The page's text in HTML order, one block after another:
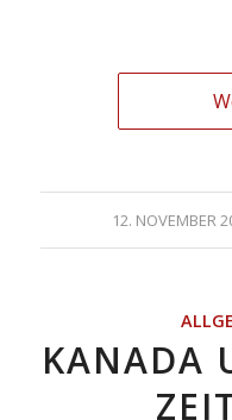
12. NOVEMBER
/
KANADA